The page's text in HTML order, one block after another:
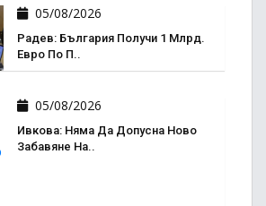
05/08/2026
Радев: България Получи 1 Млрд.
Евро По П..
05/08/2026
Ивкова: Няма Да Допусна Ново
Забавяне На..